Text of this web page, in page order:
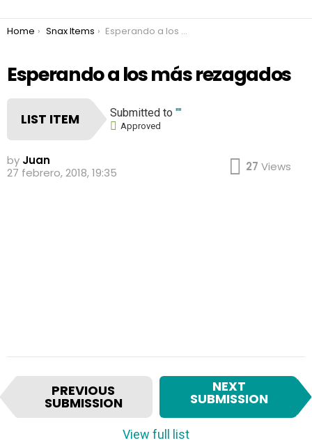
You are here:
Home Snax Items Esperando a los más rezagados
Esperando a los más rezagados
LIST ITEM Submitted to ""
Approved
by Juan
27 febrero, 2018, 19:35
27 Views
I
e
PREVIOUS
SUBMISSION
NEXT
SUBMISSION
View full list